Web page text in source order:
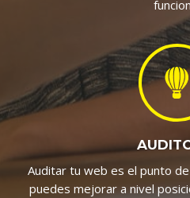
Auditar tu web es el punto
puedes mejorar a nivel